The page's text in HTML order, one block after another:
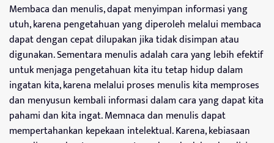
Membaca dan menulis, dapat menyimpan informasi yang
utuh, karena pengetahuan yang diperoleh melalui membaca
dapat dengan cepat dilupakan jika tidak disimpan atau
digunakan. Sementara menulis adalah cara yang lebih efektif
untuk menjaga pengetahuan kita itu tetap hidup dalam
ingatan kita, karena melalui proses menulis kita memproses
dan menyusun kembali informasi dalam cara yang dapat kita
pahami dan kita ingat. Memnaca dan menulis dapat
mempertahankan kepekaan intelektual. Karena, kebiasaan